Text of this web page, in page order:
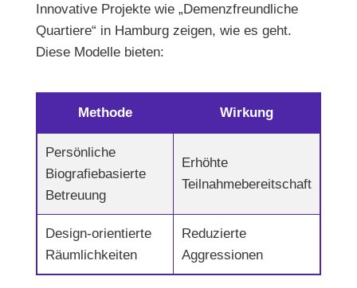
Innovative Projekte wie „Demenzfreundliche
Quartiere“ in Hamburg zeigen, wie es geht.
Diese Modelle bieten:
Methode Wirkung
Persönliche
Biografiebasierte
Betreuung
Erhöhte
Teilnahmebereitschaft
Design-orientierte
Räumlichkeiten
Reduzierte
Aggressionen